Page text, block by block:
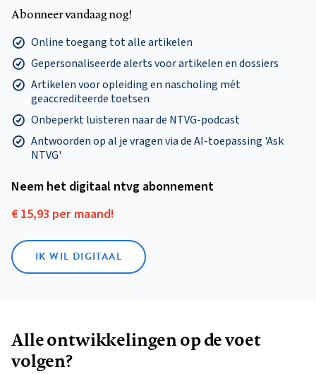
Abonneer vandaag nog!
Online toegang tot alle artikelen
Gepersonaliseerde alerts voor artikelen en dossiers
Artikelen voor opleiding en nascholing mét
geaccrediteerde toetsen
Onbeperkt luisteren naar de NTVG-podcast
Antwoorden op al je vragen via de AI-toepassing 'Ask
NTVG'
Neem het digitaal ntvg abonnement
€ 15,93 per maand!
IK WIL DIGITAAL
Alle ontwikkelingen op de voet
volgen?